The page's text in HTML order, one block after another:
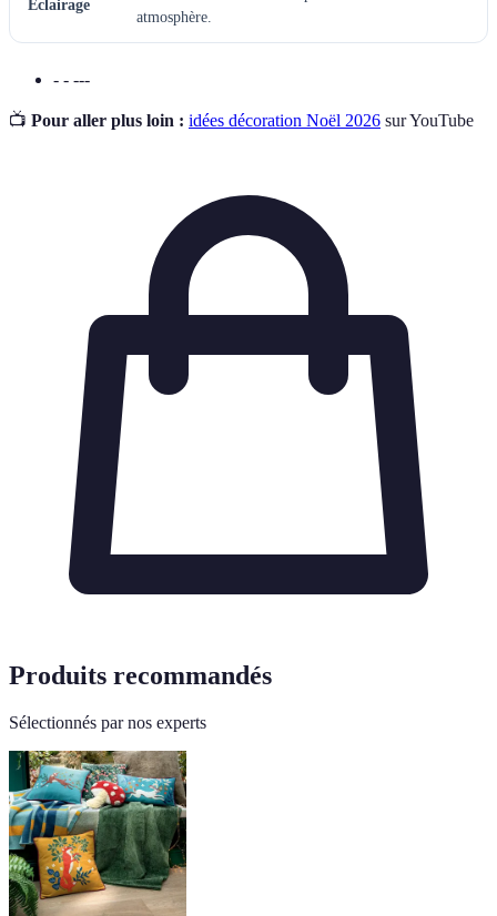
Éclairage
atmosphère.
- - ---
📺 Pour aller plus loin : idées décoration Noël 2026 sur YouTube
Produits recommandés
Sélectionnés par nos experts